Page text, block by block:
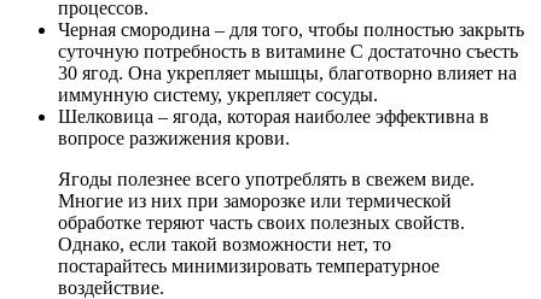
процессов.
Черная смородина – для того, чтобы полностью закрыть
суточную потребность в витамине C достаточно съесть
30 ягод. Она укрепляет мышцы, благотворно влияет на
иммунную систему, укрепляет сосуды.
Шелковица – ягода, которая наиболее эффективна в
вопросе разжижения крови.
Ягоды полезнее всего употреблять в свежем виде.
Многие из них при заморозке или термической
обработке теряют часть своих полезных свойств.
Однако, если такой возможности нет, то
постарайтесь минимизировать температурное
воздействие.